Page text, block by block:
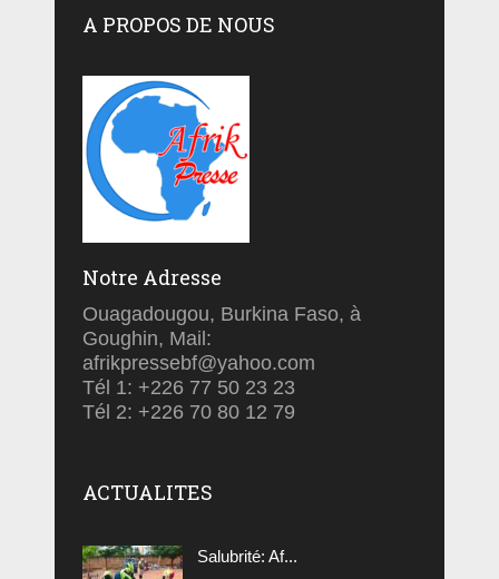
A PROPOS DE NOUS
Notre Adresse
Ouagadougou, Burkina Faso, à
Goughin, Mail:
afrikpressebf@yahoo.com
Tél 1: +226 77 50 23 23
Tél 2: +226 70 80 12 79
ACTUALITES
Salubrité: Af...